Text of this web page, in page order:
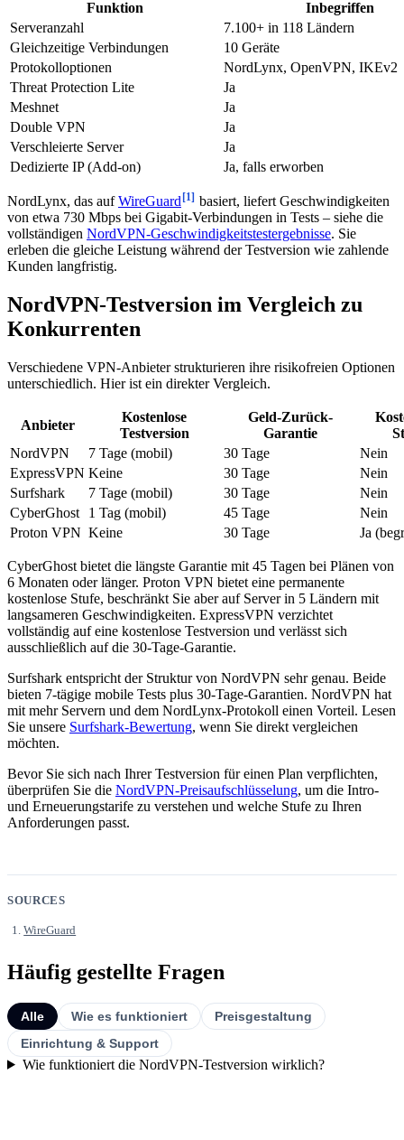
Funktion
Inbegriffen
Serveranzahl
7.100+ in 118 Ländern
Gleichzeitige Verbindungen
10 Geräte
Protokolloptionen
NordLynx, OpenVPN, IKEv2
Threat Protection Lite
Ja
Meshnet
Ja
Double VPN
Ja
Verschleierte Server
Ja
Dedizierte IP (Add-on)
Ja, falls erworben
NordLynx, das aufWireGuard [1] basiert, liefert Geschwindigkeiten
von etwa 730 Mbps bei Gigabit-Verbindungen in Tests – siehe die
vollständigen NordVPN-Geschwindigkeitstestergebnisse. Sie
erleben die gleiche Leistung während der Testversion wie zahlende
Kunden langfristig.
NordVPN-Testversion im Vergleich zu
Konkurrenten
Verschiedene VPN-Anbieter strukturieren ihre risikofreien Optionen
unterschiedlich. Hier ist ein direkter Vergleich.
Anbieter
Kostenlose
Testversion
Geld-Zurück-
Garantie
NordVPN
7 Tage (mobil) 30 Tage
Nein
ExpressVPN Keine 30 Tage
Nein
Surfshark
7 Tage (mobil) 30 Tage
Nein
CyberGhost
1 Tag (mobil) 45 Tage
Nein
Proton VPN Keine 30 Tage Ja
CyberGhost bietet die längste Garantie mit 45 Tagen bei Plänen von
6 Monaten oder länger. Proton VPN bietet eine permanente
kostenlose Stufe, beschränkt Sie aber auf Server in 5 Ländern mit
langsameren Geschwindigkeiten. ExpressVPN verzichtet
vollständig auf eine kostenlose Testversion und verlässt sich
ausschließlich auf die 30-Tage-Garantie.
Surfshark entspricht der Struktur von NordVPN sehr genau. Beide
bieten 7-tägige mobile Tests plus 30-Tage-Garantien. NordVPN hat
mit mehr Servern und dem NordLynx-Protokoll einen Vorteil. Lesen
Sie unsere Surfshark-Bewertung, wenn Sie direkt vergleichen
möchten.
Bevor Sie sich nach Ihrer Testversion für einen Plan verpflichten,
überprüfen Sie die NordVPN-Preisaufschlüsselung, um die Intro-
und Erneuerungstarife zu verstehen und welche Stufe zu Ihren
Anforderungen passt.
SOURCES
WireGuard
Häufig gestellte Fragen
Alle Wie es funktioniert
Preisgestaltung
Einrichtung & Support
Wie funktioniert die NordVPN-Testversion wirklich?